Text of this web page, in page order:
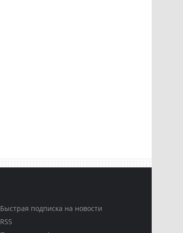
Быстрая подписка на новости
RSS